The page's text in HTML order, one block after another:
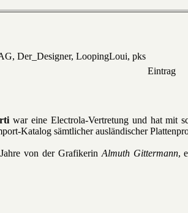
Der_Designer, LoopingLoui, pks
Eintrag
war eine Electrola-Vertretung und hat mit
Katalog sämtlicher ausländischer
von der Grafikerin Almuth Gittermann,